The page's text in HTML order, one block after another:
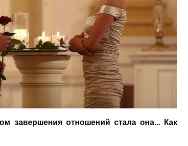
завершения отношений стала она... Как